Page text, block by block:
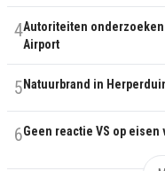
4Autoriteiten
Airport
5 Natuurbrand in
6Geen reactie VS op